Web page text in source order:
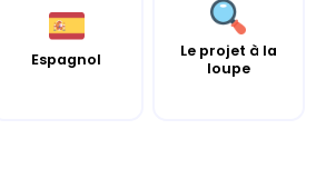
Espagnol
Le projet à la
loupe